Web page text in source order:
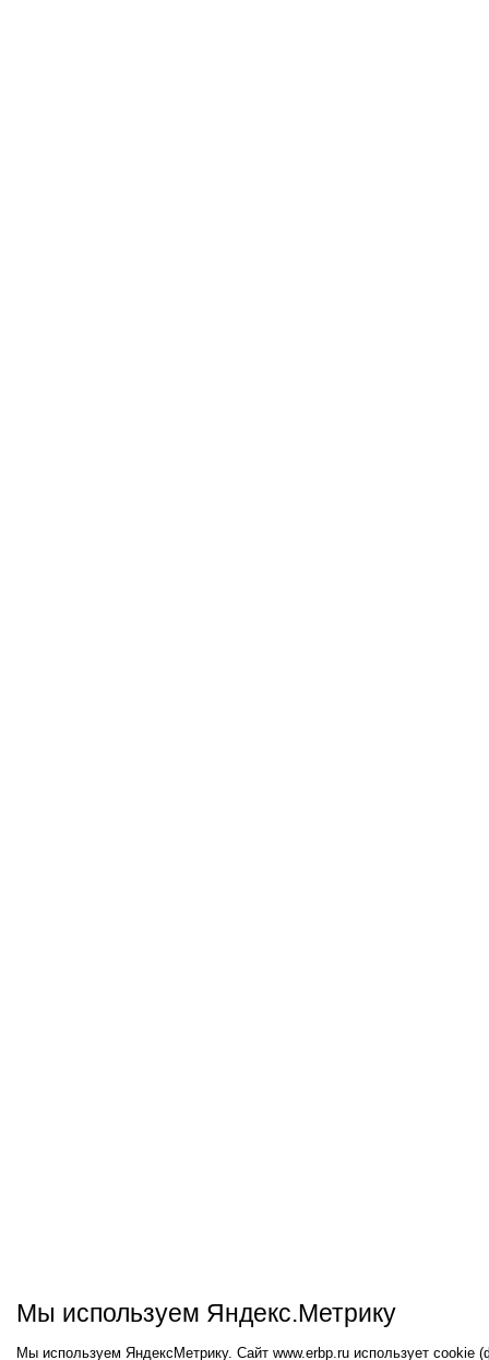
Мы используем Яндекс.Метрику
Мы используем ЯндексМетрику. Сайт www.erbp.ru использует